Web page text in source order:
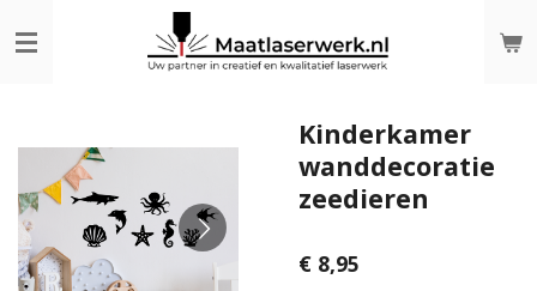
direct
Kinderkamer
wanddecoratie
zeedieren
€ 8,95